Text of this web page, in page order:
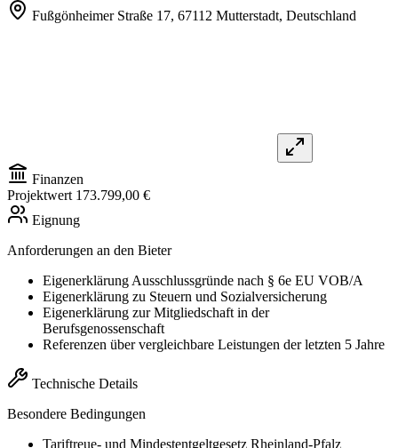
Fußgönheimer Straße 17, 67112 Mutterstadt, Deutschland
Finanzen
Projektwert 173.799,00 €
Eignung
Anforderungen an den Bieter
Eigenerklärung Ausschlussgründe nach § 6e EU VOB/A
Eigenerklärung zu Steuern und Sozialversicherung
Eigenerklärung zur Mitgliedschaft in der
Berufsgenossenschaft
Referenzen über vergleichbare Leistungen der letzten 5 Jahre
Technische Details
Besondere Bedingungen
Tariftreue- und Mindestentgeltgesetz Rheinland-Pfalz